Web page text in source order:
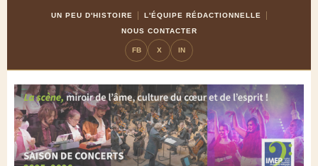
UN PEU D'HISTOIRE
L'ÉQUIPE RÉDACTIONNELLE
NOUS CONTACTER
FB X IN